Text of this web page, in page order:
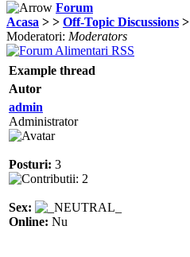
Forum
Acasa > > Off-Topic Discussions >
Moderatori: Moderators
Example thread
Autor
admin
Administrator
Posturi: 3
Sex:
Online: Nu